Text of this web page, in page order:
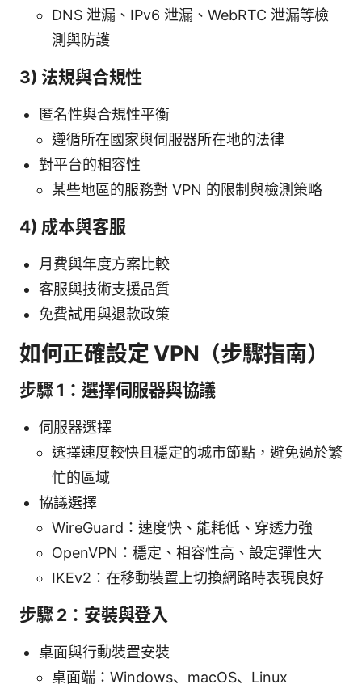
DNS 泄漏、IPv6 泄漏、WebRTC 泄漏等檢
測與防護
3) 法規與合規性
匿名性與合規性平衡
遵循所在國家與伺服器所在地的法律
對平台的相容性
某些地區的服務對 VPN 的限制與檢測策略
4) 成本與客服
月費與年度方案比較
客服與技術支援品質
免費試用與退款政策
如何正確設定 VPN（步驟指南）
步驟 1：選擇伺服器與協議
伺服器選擇
選擇速度較快且穩定的城市節點，避免過於繁
忙的區域
協議選擇
WireGuard：速度快、能耗低、穿透力強
OpenVPN：穩定、相容性高、設定彈性大
IKEv2：在移動裝置上切換網路時表現良好
步驟 2：安裝與登入
桌面與行動裝置安裝
桌面端：Windows、macOS、Linux